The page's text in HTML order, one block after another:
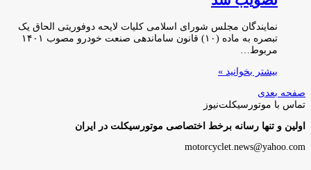
نمایندگان مجلس شورای اسلامی کلیات لایحه دوفوریتی الحاق یک
تبصره به ماده (۱۰) قانون ساماندهی صنعت خودرو مصوب ۱۴۰۱
مربوط…
بیشتر بخوانید »
صفحه بعدی
تماس با موتورسیکلت‌نیوز
اولین و تنها رسانه برخط اختصاصی موتورسیکلت در ایران
motorcyclet.news@yahoo.com